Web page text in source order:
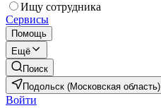
Ищу сотрудника
Сервисы
Помощь
Ещё
Поиск
Подольск (Московская область)
Войти